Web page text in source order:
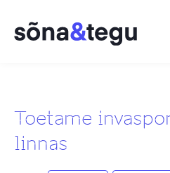
Toetame
linnas